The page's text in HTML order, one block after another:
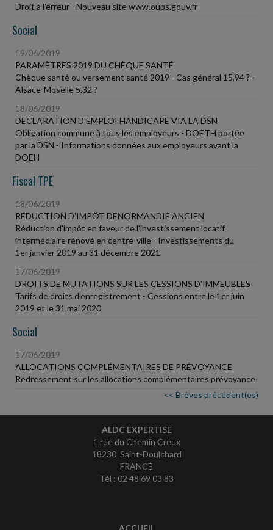
Droit à l'erreur - Nouveau site www.oups.gouv.fr
Social
19/06/2019
PARAMÈTRES 2019 DU CHÈQUE SANTÉ
Chèque santé ou versement santé 2019 - Cas général 15,94 ? -
Alsace-Moselle 5,32 ?
18/06/2019
DÉCLARATION D'EMPLOI HANDICAPÉ VIA LA DSN
Obligation commune à tous les employeurs - DOETH portée
par la DSN - Informations données aux employeurs avant la
DOEH
Fiscal TPE
18/06/2019
RÉDUCTION D'IMPÔT DENORMANDIE ANCIEN
Réduction d'impôt en faveur de l'investissement locatif
intermédiaire rénové en centre-ville - Investissements du
1er janvier 2019 au 31 décembre 2021
17/06/2019
DROITS DE MUTATIONS SUR LES CESSIONS D'IMMEUBLES
Tarifs de droits d'enregistrement - Cessions entre le 1er juin
2019 et le 31 mai 2020
Social
17/06/2019
ALLOCATIONS COMPLÉMENTAIRES DE PRÉVOYANCE
Redressement sur les allocations complémentaires prévoyance
<< Brèves précédent(es)
ALDC EXPERTISE
1 rue du Chemin Creux
18230 Saint-Doulchard
FRANCE
Tél : 02 48 69 03 83
ACCUEIL